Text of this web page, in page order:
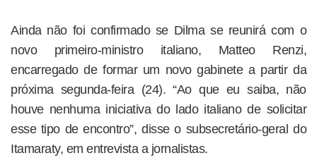
Ainda não foi confirmado se Dilma se reunirá com o
novo primeiro-ministro italiano, Matteo Renzi,
encarregado de formar um novo gabinete a partir da
próxima segunda-feira (24). “Ao que eu saiba, não
houve nenhuma iniciativa do lado italiano de solicitar
esse tipo de encontro”, disse o subsecretário-geral do
Itamaraty, em entrevista a jornalistas.